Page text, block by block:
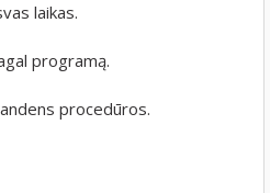
laikas.
programą.
procedūros.